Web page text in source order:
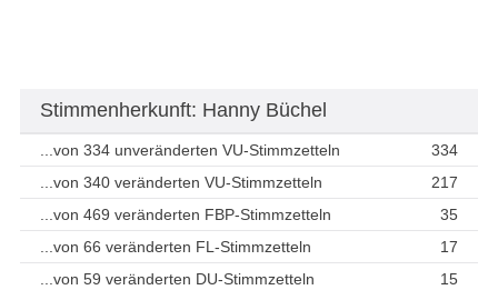
Stimmenherkunft: Hanny Büchel
...von 334 unveränderten VU-Stimmzetteln
334
...von 340 veränderten VU-Stimmzetteln
217
...von 469 veränderten FBP-Stimmzetteln
35
...von 66 veränderten FL-Stimmzetteln
17
...von 59 veränderten DU-Stimmzetteln
15